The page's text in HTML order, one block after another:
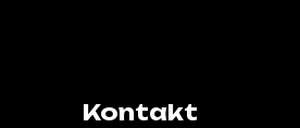
Kontakt